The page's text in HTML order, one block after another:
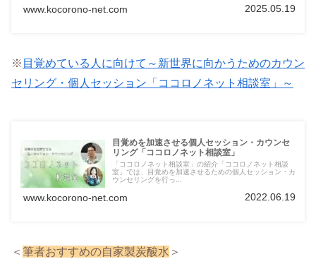
www.kocorono-net.com 2025.05.19
※ 目覚めている人に向けて～新世界に向かうためのカウン
セリング・個人セッション「ココロノネット相談室」～
目覚めを加速させる個人セッション・カウンセ
リング「ココロノネット相談室」
「ココロノネット相談室」の紹介「ココロノネット相談
室」では、目覚めを加速させるための個人セッション・カ
ウンセリングを行っ...
www.kocorono-net.com 2022.06.19
＜ 筆者おすすめの自家製炭酸水 ＞